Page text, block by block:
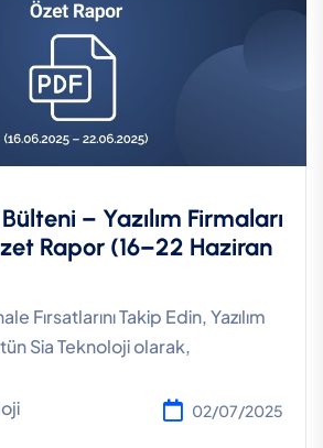
– Yazılım Firmaları
Rapor (16–22 Haziran
Fırsatlarını Takip Edin, Yazılım
Sia Teknoloji olarak,
02/07/2025